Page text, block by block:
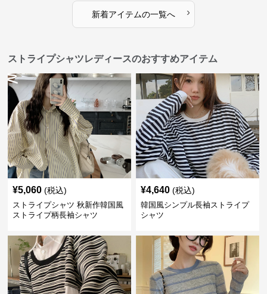
新着アイテムの一覧へ ›
ストライプシャツレディースのおすすめアイテム
¥5,060 (税込)
ストライプシャツ 秋新作韓国風
ストライプ柄長袖シャツ
¥4,640 (税込)
韓国風シンプル長袖ストライプ
シャツ